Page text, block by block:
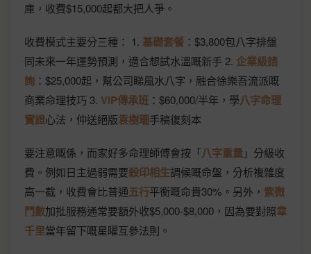
庫，收費$15,000起都大把人爭。
收費模式主要分三種： 1. 基礎套餐 ：$3,800包八字排盤
同未來一年運勢預測，適合想試水溫嘅新手 2. 企業級諮
詢 ：$25,000起，幫公司睇風水八字，融合徐樂吾流派嘅
商業命理技巧 3. VIP傳承班 ：$60,000/半年，學八字命理
實證心法，仲送絕版袁樹珊手稿復刻本
要注意嘅係，而家好多命理師傅會按「八字重量」分級收
費。例如日主過弱需要殺印相生調候嘅命盤，分析複雜度
高一截，收費會比普通五行平衡嘅命貴30%。另外， 紫微
鬥數加批服務通常要額外收$5,000-$8,000，因為要對照韋
千里當年留下嘅星曜互參法則。